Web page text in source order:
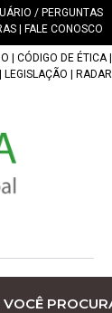
/ PERGUNTAS
FALE CONOSCO
CÓDIGO DE ÉTICA|
LEGISLAÇÃO RADAR
VOCÊ